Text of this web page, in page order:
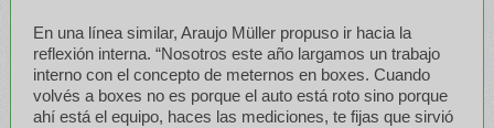
En una línea similar, Araujo Müller propuso ir hacia la
reflexión interna. “Nosotros este año largamos un trabajo
interno con el concepto de meternos en boxes. Cuando
volvés a boxes no es porque el auto está roto sino porque
ahí está el equipo, haces las mediciones, te fijas que sirvió